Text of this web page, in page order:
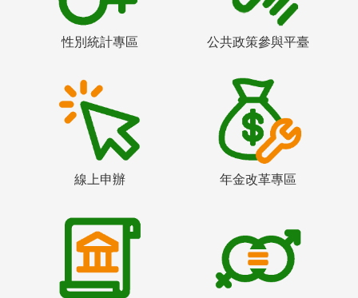
性別統計專區 公共政策參與平臺
線上申辦 年金改革專區